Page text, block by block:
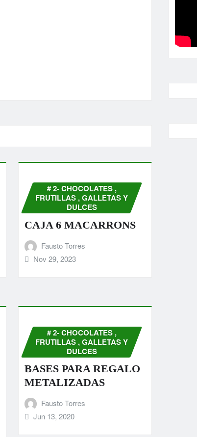
# 2- CHOCOLATES ,
FRUTILLAS , GALLETAS Y
DULCES
CAJA 6 MACARRONS
Fausto Torres
Nov 29, 2023
# 2- CHOCOLATES ,
FRUTILLAS , GALLETAS Y
DULCES
BASES PARA REGALO
METALIZADAS
Fausto Torres
Jun 13, 2020